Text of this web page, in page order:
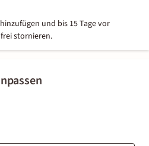
und bis 15 Tage vor
stornieren.